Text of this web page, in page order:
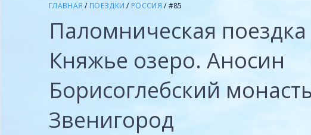
ГЛАВНАЯ / ПОЕЗДКИ / РОССИЯ / #85
Паломническая поездка
Княжье озеро. Аносин
Борисоглебский
Звенигород